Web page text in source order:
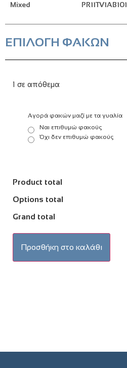
Mixed PR11TV1AB101
ΕΠΙΛΟΓΗ ΦΑΚΩΝ
1 σε απόθεμα
Αγορά φακών μαζί με τα γυαλία
Ναι επιθυμώ φακούς
Όχι δεν επιθυμώ φακούς
Product total
Options total
Grand total
Προσθήκη στο καλάθι